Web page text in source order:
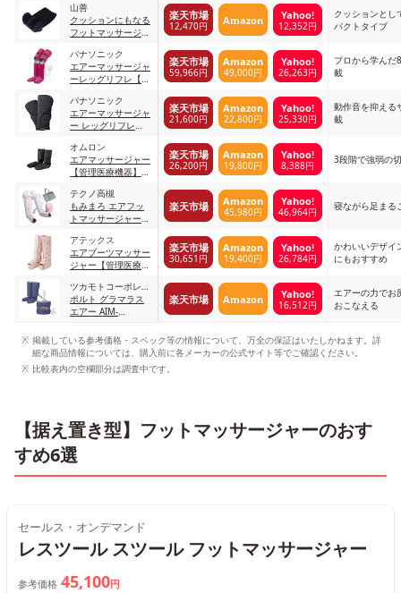
HXT179gr グレー
山善
クッションにもなる
フットマッサージャ
ネイビー
楽天市場
12,470円 Amazon Yahoo!
12,352円
クッションとし
パクトタイプ
パナソニック
エアーマッサージャ
ーレッグリフレ【管
RA99-P 2)ピンク
楽天市場
59,966円
Amazon
49,000円
Yahoo!
26,263円
プロから学んだ
載
パナソニック
エアーマッサージャ
ー レッグリフレ
EW-RA39-K ブラッ
ク
楽天市場
21,600円
Amazon
22,800円
Yahoo!
25,330円
動作音を抑える
載
オムロン
エアマッサージャー
【管理医療機器】
プブラウン
楽天市場
26,200円
Amazon
19,800円
Yahoo!
8,388円 3段階で強弱の
テクノ高槻
もみまろ エアフッ
トマッサージャー
M-10 本体：ピン
ク ブーツ：ホワイ
ト
楽天市場 Amazon
45,980円
Yahoo!
46,964円 寝ながら足まる
アテックス
エアブーツマッサー
ジャー【管理医療機
ピンク
楽天市場
30,651円
Amazon
19,400円
Yahoo!
26,784円
かわいいデザイ
にもおすすめ
ツカモトコーポレー
ション
ポルト グラマラス
エアー AIM-
ー
楽天市場 Amazon Yahoo!
16,512円
エアーの力でお
おこなえる
掲載している参考価格・スペック等の情報について、万全の保証はいたしかねます。詳
細な商品情報については、購入前に各メーカーの公式サイト等でご確認ください。
比較表内の空欄部分は調査中です。
【据え置き型】フットマッサージャーのおす
すめ6選
セールス・オンデマンド
レスツール スツール フットマッサージャー
参考価格 45,100円